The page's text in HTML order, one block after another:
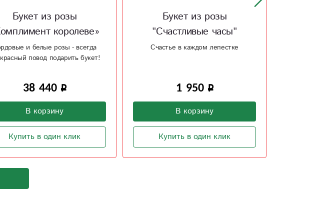
Букет из розы
"Счастливые часы"
Счастье в каждом лепестке
1 950
В корзину
Купить в один клик
Букет из розы «Легкий
ветерок»
Легкий, нежный букет для позитива
3 500
В корзину
Купить в один клик